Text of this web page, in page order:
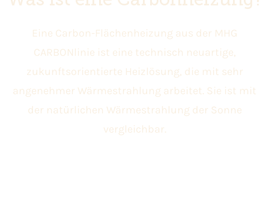
Eine Carbon-Flächenheizung aus der MHG
CARBONlinie ist eine technisch neuartige,
zukunftsorientierte Heizlösung, die mit sehr
angenehmer Wärmestrahlung arbeitet. Sie ist mit
der natürlichen Wärmestrahlung der Sonne
vergleichbar.